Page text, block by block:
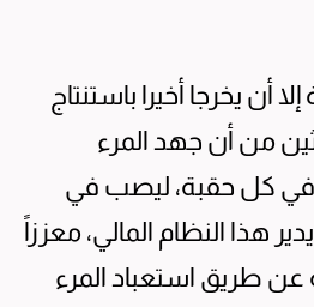
أن يخرجا أخيرا باستنتاج
من أن جهد المرء
كل حقبة، ليصب في
هذا النظام المالي، معززاً
طريق استعباد المرء